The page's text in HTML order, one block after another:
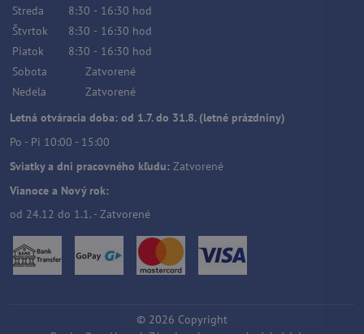
Streda
8:30 - 16:30 hod
Štvrtok
8:30 - 16:30 hod
Piatok
8:30 - 16:30 hod
Sobota
Zatvorené
Nedela
Zatvorené
Letná otváracia doba: od 1.7. do 31.8. (letné prázdniny)
Po - Pi 10:00 - 15:00
Sviatky a dni pracovného kľudu: Zatvorené
Vianoce a Nový rok:
od 24.12 do 1.1. - Zatvorené
© 2026 Copyright